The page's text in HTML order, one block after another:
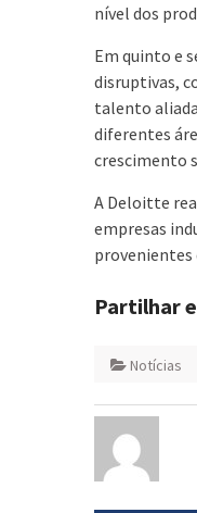
nível dos
Em quinto e
disruptivas,
talento
diferentes
crescimento
A Deloitte
empresas
provenientes
Partilhar
Notícias